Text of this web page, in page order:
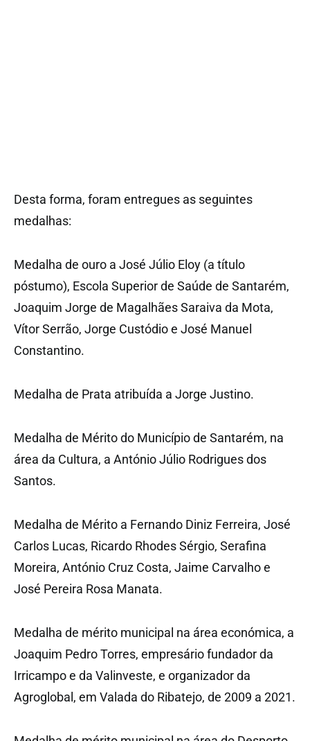
Desta forma, foram entregues as seguintes
medalhas:
Medalha de ouro a José Júlio Eloy (a título
póstumo), Escola Superior de Saúde de Santarém,
Joaquim Jorge de Magalhães Saraiva da Mota,
Vítor Serrão, Jorge Custódio e José Manuel
Constantino.
Medalha de Prata atribuída a Jorge Justino.
Medalha de Mérito do Município de Santarém, na
área da Cultura, a António Júlio Rodrigues dos
Santos.
Medalha de Mérito a Fernando Diniz Ferreira, José
Carlos Lucas, Ricardo Rhodes Sérgio, Serafina
Moreira, António Cruz Costa, Jaime Carvalho e
José Pereira Rosa Manata.
Medalha de mérito municipal na área económica, a
Joaquim Pedro Torres, empresário fundador da
Irricampo e da Valinveste, e organizador da
Agroglobal, em Valada do Ribatejo, de 2009 a 2021.